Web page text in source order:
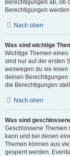
Berechtigungen ab, ob
Berechtigungen
Nach oben
Was sind wichtige
Wichtige Themen
sind nur auf der ersten
weswegen du sie lesen
deinen Berechtigungen
die Berechtigungen
Nach oben
Was sind
Geschlossene Themen
kann und bei denen
Themen können aus
gesperrt werden.